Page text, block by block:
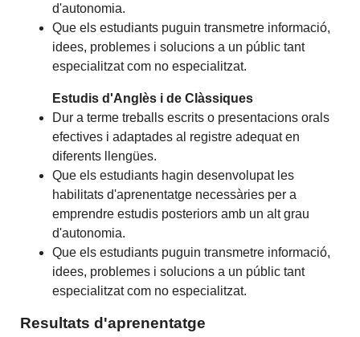
d'autonomia.
Que els estudiants puguin transmetre informació,
idees, problemes i solucions a un públic tant
especialitzat com no especialitzat.
Estudis d'Anglès i de Clàssiques
Dur a terme treballs escrits o presentacions orals
efectives i adaptades al registre adequat en
diferents llengües.
Que els estudiants hagin desenvolupat les
habilitats d'aprenentatge necessàries per a
emprendre estudis posteriors amb un alt grau
d'autonomia.
Que els estudiants puguin transmetre informació,
idees, problemes i solucions a un públic tant
especialitzat com no especialitzat.
Resultats d'aprenentatge